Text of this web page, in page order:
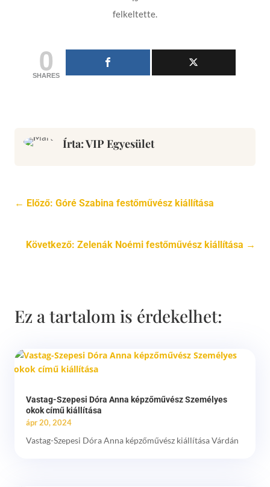
felkeltette.
0
SHARES
Írta: VIP Egyesület
← Előző: Góré Szabina festőművész kiállítása
Következő: Zelenák Noémi festőművész kiállítása →
Ez a tartalom is érdekelhet:
Vastag-Szepesi Dóra Anna képzőművész Személyes
okok című kiállítása
ápr 20, 2024
Vastag-Szepesi Dóra Anna képzőművész kiállítása Várdán